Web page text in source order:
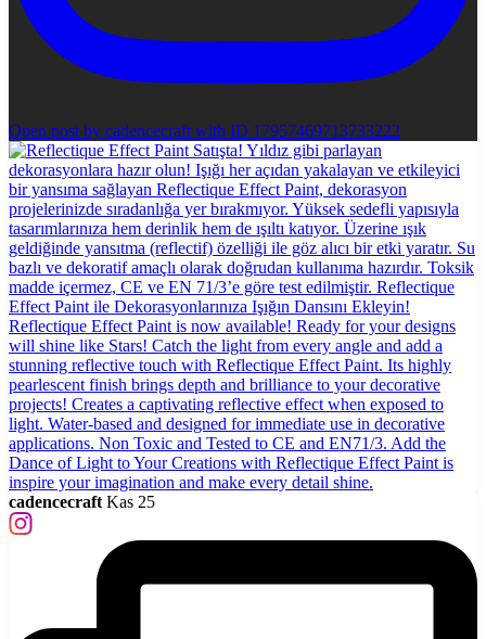
Open post by cadencecraft with ID 17957469713733222
cadencecraft Kas 25